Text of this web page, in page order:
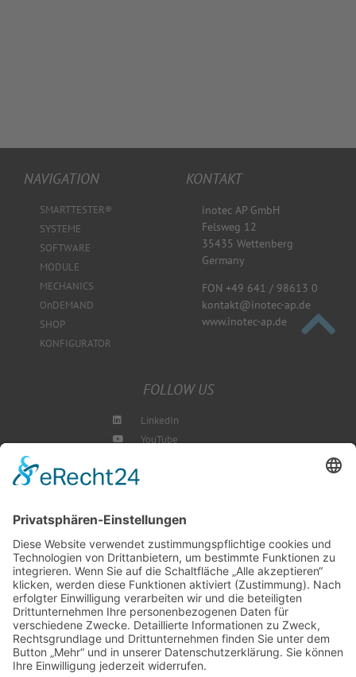
NAVIGATION
SMARTTESTER®
SYSTEME
SOFTWARE
MODULE
MECHANICS
OnDEMAND
SHOP
KONFIGURATOR
KONTAKT
inotec AP GmbH
Felsweg 12
35435 Wettenberg
Germany
FON +49 641 / 98613 0
kontakt@inotec-ap.de
www.inotec-ap.de
FOLLOW US
LinkedIn
YouTube
SCHREIBEN SIE UNS
SHOP BESUCHEN